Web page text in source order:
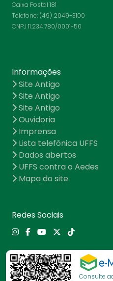
Caixa Postal 181
Telefone: (49) 2049-3100
CNPJ 11.234.780/0001-50
Informações
Site Antigo
Site Antigo
Site Antigo
Ouvidoria
Imprensa
Lista telefônica UFFS
Dados abertos
UFFS contra o Aedes
Mapa do site
Redes Sociais
Consulte